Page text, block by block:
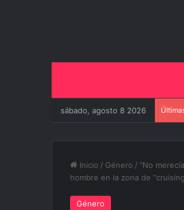
sábado, agosto 8 2026
Inicio / Género / “No
hombre en la zona de
Género